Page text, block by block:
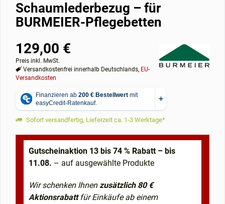
Schaumlederbezug – für
BURMEIER-Pflegebetten
129,00 €
Preis inkl. MwSt.
Versandkostenfrei innerhalb Deutschlands, EU-
Versandkosten
Sofort versandfertig, Lieferzeit ca. 1-3 Werktage*
Gutscheinaktion 13 bis 74 % Rabatt – bis
11.08. – auf ausgewählte Produkte
Wir schenken Ihnenzusätzlich 80 €
Aktionsrabattfür Einkäufe ab einem